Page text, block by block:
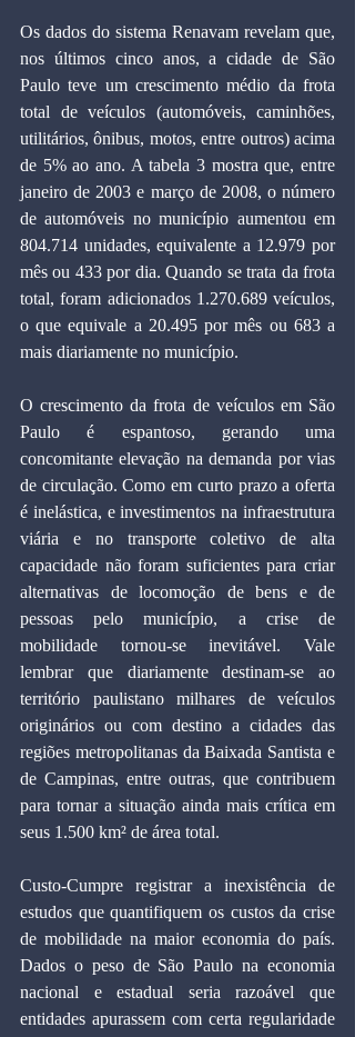
Os dados do sistema Renavam revelam que,
nos últimos cinco anos, a cidade de São
Paulo teve um crescimento médio da frota
total de veículos (automóveis, caminhões,
utilitários, ônibus, motos, entre outros) acima
de 5% ao ano. A tabela 3 mostra que, entre
janeiro de 2003 e março de 2008, o número
de automóveis no município aumentou em
804.714 unidades, equivalente a 12.979 por
mês ou 433 por dia. Quando se trata da frota
total, foram adicionados 1.270.689 veículos,
o que equivale a 20.495 por mês ou 683 a
mais diariamente no município.
O crescimento da frota de veículos em São
Paulo é espantoso, gerando uma
concomitante elevação na demanda por vias
de circulação. Como em curto prazo a oferta
é inelástica, e investimentos na infraestrutura
viária e no transporte coletivo de alta
capacidade não foram suficientes para criar
alternativas de locomoção de bens e de
pessoas pelo município, a crise de
mobilidade tornou-se inevitável. Vale
lembrar que diariamente destinam-se ao
território paulistano milhares de veículos
originários ou com destino a cidades das
regiões metropolitanas da Baixada Santista e
de Campinas, entre outras, que contribuem
para tornar a situação ainda mais crítica em
seus 1.500 km² de área total.
Custo-Cumpre registrar a inexistência de
estudos que quantifiquem os custos da crise
de mobilidade na maior economia do país.
Dados o peso de São Paulo na economia
nacional e estadual seria razoável que
entidades apurassem com certa regularidade